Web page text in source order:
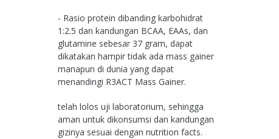
- Rasio protein dibanding karbohidrat
1:2.5 dan kandungan BCAA, EAAs, dan
glutamine sebesar 37 gram, dapat
dikatakan hampir tidak ada mass gainer
manapun di dunia yang dapat
menandingi R3ACT Mass Gainer.
telah lolos uji laboratorium, sehingga
aman untuk dikonsumsi dan kandungan
gizinya sesuai dengan nutrition facts.